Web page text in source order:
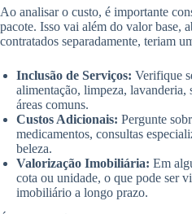
Ao analisar o custo, é importante
pacote. Isso vai além do valor base,
contratados separadamente, teriam
Inclusão de Serviços: Verifique
alimentação, limpeza, lavanderia,
áreas comuns.
Custos Adicionais: Pergunte
medicamentos, consultas
beleza.
Valorização Imobiliária: Em
cota ou unidade, o que pode ser
imobiliário a longo prazo.